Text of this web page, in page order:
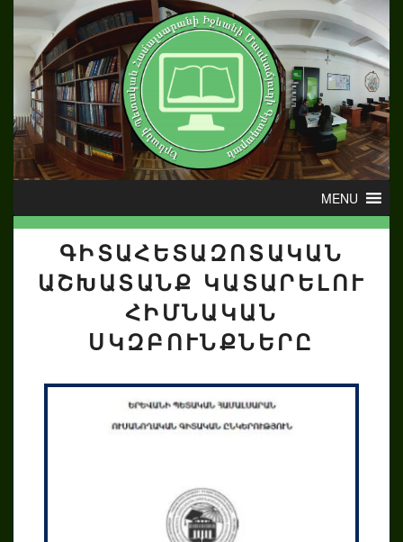
ԳԻՏԱՀԵՏԱԶՈՏԱԿԱՆ
ԱՇԽԱՏԱՆՔ ԿԱՏԱՐԵԼՈՒ
ՀԻՄՆԱԿԱՆ
ՍԿԶԲՈՒՆՔՆԵՐԸ